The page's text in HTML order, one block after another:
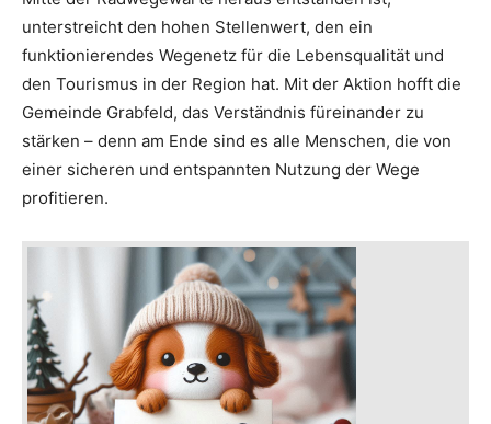
unterstreicht den hohen Stellenwert, den ein
funktionierendes Wegenetz für die Lebensqualität und
den Tourismus in der Region hat. Mit der Aktion hofft die
Gemeinde Grabfeld, das Verständnis füreinander zu
stärken – denn am Ende sind es alle Menschen, die von
einer sicheren und entspannten Nutzung der Wege
profitieren.